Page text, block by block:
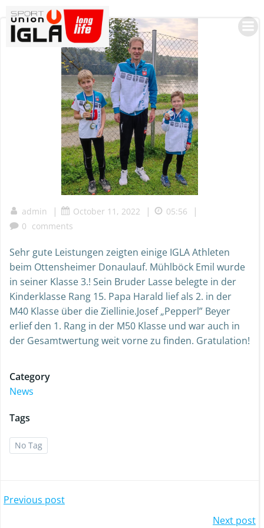
to
content
admin | October 11, 2022 | 05:56 |
0 comments
Sehr gute Leistungen zeigten einige IGLA Athleten
beim Ottensheimer Donaulauf. Mühlböck Emil wurde
in seiner Klasse 3.! Sein Bruder Lasse belegte in der
Kinderklasse Rang 15. Papa Harald lief als 2. in der
M40 Klasse über die Ziellinie.Josef „Pepperl” Beyer
erlief den 1. Rang in der M50 Klasse und war auch in
der Gesamtwertung weit vorne zu finden. Gratulation!
Category
News
Tags
No Tag
Post
Previous post
Next post